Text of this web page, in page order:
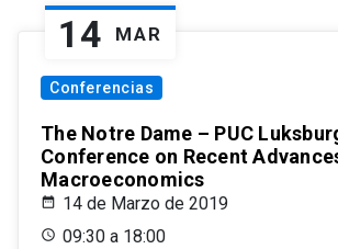
14 MAR
Conferencias
The Notre Dame – PUC
Conference on Recent
Macroeconomics
14 de Marzo de 2019
09:30 a 18:00